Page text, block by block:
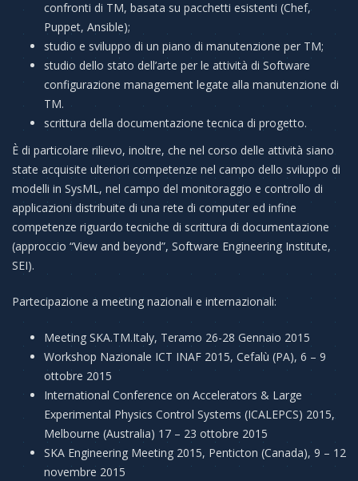
confronti di TM, basata su pacchetti esistenti (Chef,
Puppet, Ansible);
studio e sviluppo di un piano di manutenzione per TM;
studio dello stato dell’arte per le attività di Software
configurazione management legate alla manutenzione di
TM.
scrittura della documentazione tecnica di progetto.
È di particolare rilievo, inoltre, che nel corso delle attività siano
state acquisite ulteriori competenze nel campo dello sviluppo di
modelli in SysML, nel campo del monitoraggio e controllo di
applicazioni distribuite di una rete di computer ed infine
competenze riguardo tecniche di scrittura di documentazione
(approccio “View and beyond”, Software Engineering Institute,
SEI).
Partecipazione a meeting nazionali e internazionali:
Meeting SKA.TM.Italy, Teramo 26-28 Gennaio 2015
Workshop Nazionale ICT INAF 2015, Cefalù (PA), 6 – 9
ottobre 2015
International Conference on Accelerators & Large
Experimental Physics Control Systems (ICALEPCS) 2015,
Melbourne (Australia) 17 – 23 ottobre 2015
SKA Engineering Meeting 2015, Penticton (Canada), 9 – 12
novembre 2015